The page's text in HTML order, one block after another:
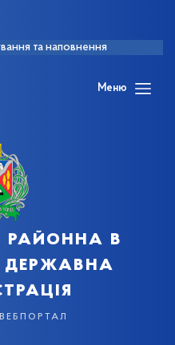
та наповнення
Меню
районна в
державна